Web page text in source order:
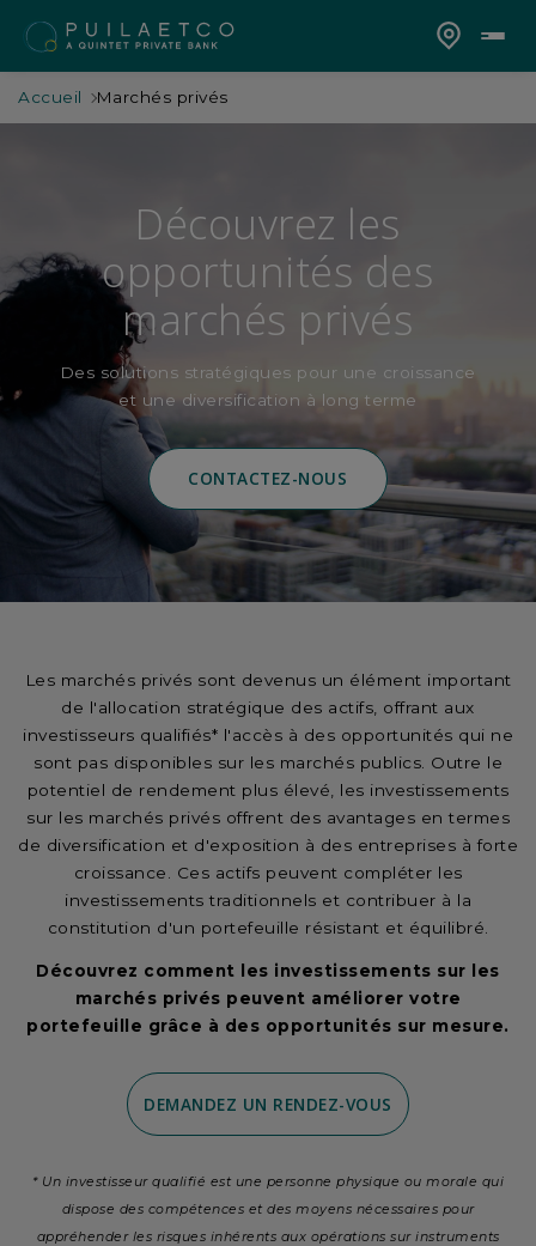
Accueil Marchés privés
Découvrez les
opportunités des
marchés privés
Des solutions stratégiques pour une croissance
et une diversification à long terme
CONTACTEZ-NOUS
Les marchés privés sont devenus un élément important
de l'allocation stratégique des actifs, offrant aux
investisseurs qualifiés* l'accès à des opportunités qui ne
sont pas disponibles sur les marchés publics. Outre le
potentiel de rendement plus élevé, les investissements
sur les marchés privés offrent des avantages en termes
de diversification et d'exposition à des entreprises à forte
croissance. Ces actifs peuvent compléter les
investissements traditionnels et contribuer à la
constitution d'un portefeuille résistant et équilibré.
Découvrez comment les investissements sur les
marchés privés peuvent améliorer votre
portefeuille grâce à des opportunités sur mesure.
DEMANDEZ UN RENDEZ-VOUS
* Un investisseur qualifié est une personne physique ou morale qui
dispose des compétences et des moyens nécessaires pour
appréhender les risques inhérents aux opérations sur instruments